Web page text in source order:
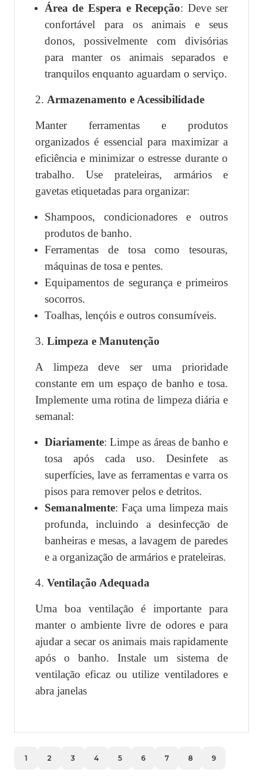
Área de Espera e Recepção: Deve ser
confortável para os animais e seus
donos, possivelmente com divisórias
para manter os animais separados e
tranquilos enquanto aguardam o serviço.
2. Armazenamento e Acessibilidade
Manter ferramentas e produtos
organizados é essencial para maximizar a
eficiência e minimizar o estresse durante o
trabalho. Use prateleiras, armários e
gavetas etiquetadas para organizar:
Shampoos, condicionadores e outros
produtos de banho.
Ferramentas de tosa como tesouras,
máquinas de tosa e pentes.
Equipamentos de segurança e primeiros
socorros.
Toalhas, lençóis e outros consumíveis.
3. Limpeza e Manutenção
A limpeza deve ser uma prioridade
constante em um espaço de banho e tosa.
Implemente uma rotina de limpeza diária e
semanal:
Diariamente: Limpe as áreas de banho e
tosa após cada uso. Desinfete as
superfícies, lave as ferramentas e varra os
pisos para remover pelos e detritos.
Semanalmente: Faça uma limpeza mais
profunda, incluindo a desinfecção de
banheiras e mesas, a lavagem de paredes
e a organização de armários e prateleiras.
4. Ventilação Adequada
Uma boa ventilação é importante para
manter o ambiente livre de odores e para
ajudar a secar os animais mais rapidamente
após o banho. Instale um sistema de
ventilação eficaz ou utilize ventiladores e
abra janelas
1 2 3 4 5 6 7 8 9